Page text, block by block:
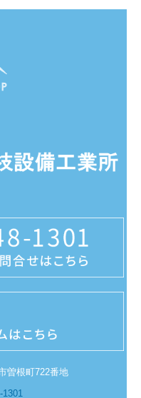
曽根町722番地
1301